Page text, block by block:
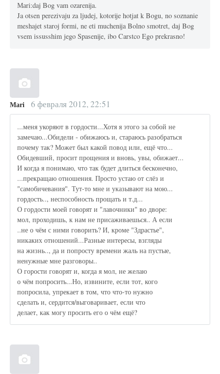
Маri:daj Bog vam ozarenija.
Ja otsen perezivaju za ljudej, kotorije hotjat k Bogu, no soznanie
meshajet staroj formi, ne eti muchenija Bolno smotret, daj Bog
vsem issusshim jego Spasenije, ibo Carstco Ego prekrasno!
Маri 6 февраля 2012, 22:51
...меня укоряют в гордости...Хотя я этого за собой не
замечаю...Обидели - обижаюсь и, стараюсь разобраться
почему так? Может был какой повод или, ещё что...
Обидевший, просит прощения и вновь, увы, обижает...
И когда я понимаю, что так будет длиться бесконечно,
...прекращаю отношения. Просто устаю от слёз и
"самобичевания". Тут-то мне и указывают на мою...
гордость.., неспособность прощать и т.д...
О гордости моей говорят и "лавочники" во дворе:
мол, проходишь, к нам не присаживаешься.. А если
..не о чём с ними говорить? И, кроме "Здрастье",
никаких отношений...Разные интересы, взгляды
на жизнь.., да и попросту времени жаль на пустые,
ненужные мне разговоры..
О горости говорят и, когда я мол, не желаю
о чём попросить...Но, извините, если тот, кого
попросила, упрекает в том, что что-то нужно
сделать и, сердится/выговаривает, если что
делает, как могу просить его о чём ещё?